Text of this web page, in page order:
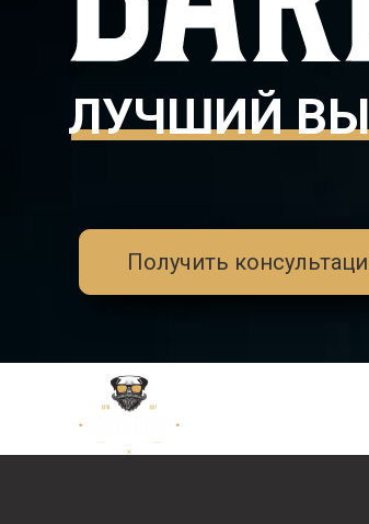
ЛУЧШИЙ
Получить